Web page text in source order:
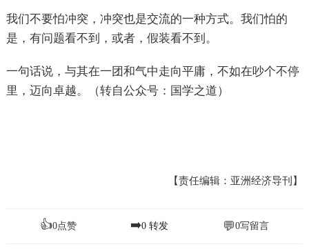
我们不要怕冲突，冲突也是交流的一种方式。我们怕的
是，有问题看不到，或者，假装看不到。
一句话说，与其在一团和气中走向平庸，不如在吵个不停
里，迈向卓越。（转自公众号：国学之道）
【责任编辑：亚洲经济导刊】
👍0点赞 ➡️0 转发 💬0写留言